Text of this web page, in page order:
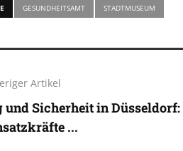
GESUNDHEITSAMT STADTMUSEUM
Artikel
und Sicherheit in Düsseldorf:
...